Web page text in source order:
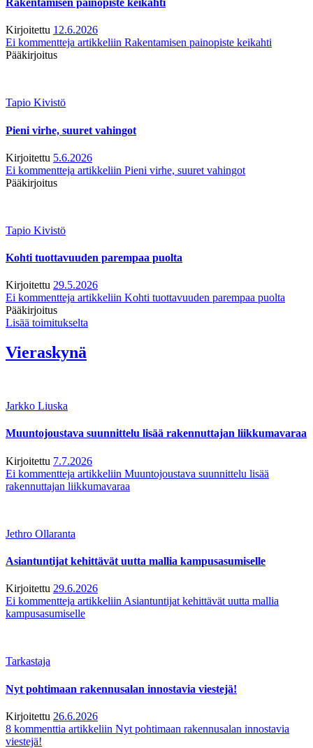
Rakentamisen painopiste keikahti
Kirjoitettu 12.6.2026
Ei kommentteja artikkeliin Rakentamisen painopiste keikahti
Pääkirjoitus
Tapio Kivistö
Pieni virhe, suuret vahingot
Kirjoitettu 5.6.2026
Ei kommentteja artikkeliin Pieni virhe, suuret vahingot
Pääkirjoitus
Tapio Kivistö
Kohti tuottavuuden parempaa puolta
Kirjoitettu 29.5.2026
Ei kommentteja artikkeliin Kohti tuottavuuden parempaa puolta
Pääkirjoitus
Lisää toimitukselta
Vieraskynä
Jarkko Liuska
Muuntojoustava suunnittelu lisää rakennuttajan liikkumavaraa
Kirjoitettu 7.7.2026
Ei kommentteja artikkeliin Muuntojoustava suunnittelu lisää
rakennuttajan liikkumavaraa
Jethro Ollaranta
Asiantuntijat kehittävät uutta mallia kampusasumiselle
Kirjoitettu 29.6.2026
Ei kommentteja artikkeliin Asiantuntijat kehittävät uutta mallia
kampusasumiselle
Tarkastaja
Nyt pohtimaan rakennusalan innostavia viestejä!
Kirjoitettu 26.6.2026
8 kommenttia artikkeliin Nyt pohtimaan rakennusalan innostavia
viestejä!